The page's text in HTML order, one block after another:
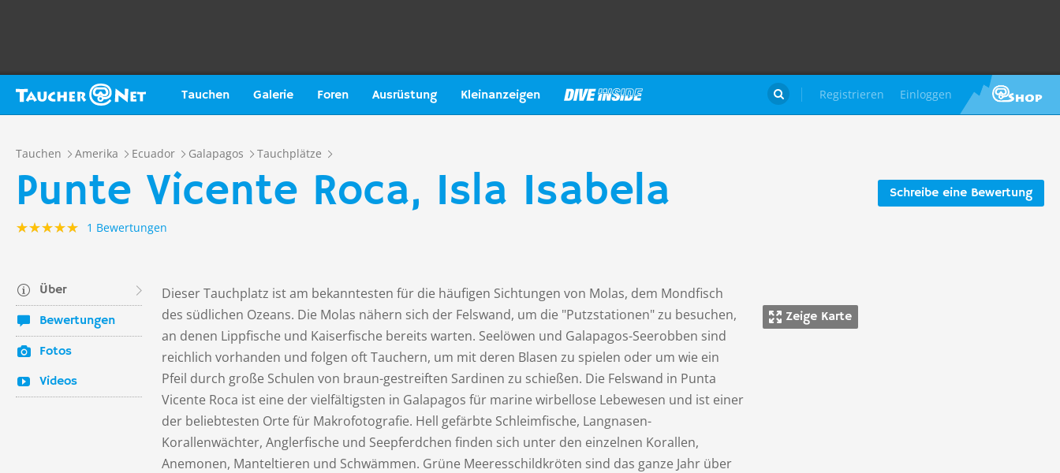
Tauchen Galerie Foren Ausrüstung Kleinanzeigen Registrieren Einloggen

Tauchen Amerika Ecuador Galapagos Tauchplätze
Schreibe eine Bewertung
Punte Vicente Roca, Isla Isabela
1 Bewertungen
Über
Bewertungen
Fotos
Videos
Zeige Karte
Dieser Tauchplatz ist am bekanntesten für die häufigen Sichtungen von Molas, dem Mondfisch
des südlichen Ozeans. Die Molas nähern sich der Felswand, um die "Putzstationen" zu besuchen,
an denen Lippfische und Kaiserfische bereits warten. Seelöwen und Galapagos-Seerobben sind
reichlich vorhanden und folgen oft Tauchern, um mit deren Blasen zu spielen oder um wie ein
Pfeil durch große Schulen von braun-gestreiften Sardinen zu schießen. Die Felswand in Punta
Vicente Roca ist eine der vielfältigsten in Galapagos für marine wirbellose Lebewesen und ist einer
der beliebtesten Orte für Makrofotografie. Hell gefärbte Schleimfische, Langnasen-
Korallenwächter, Anglerfische und Seepferdchen finden sich unter den einzelnen Korallen,
Anemonen, Manteltieren und Schwämmen. Grüne Meeresschildkröten sind das ganze Jahr über